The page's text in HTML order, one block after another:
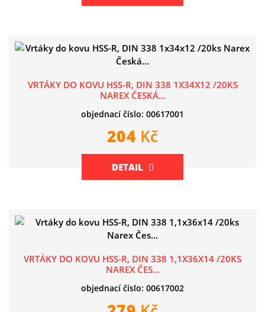
VRTÁKY DO KOVU HSS-R, DIN 338 1X34X12 /20KS
NAREX ČESKÁ...
objednací číslo: 00617001
204 Kč
DETAIL
VRTÁKY DO KOVU HSS-R, DIN 338 1,1X36X14 /20KS
NAREX ČES...
objednací číslo: 00617002